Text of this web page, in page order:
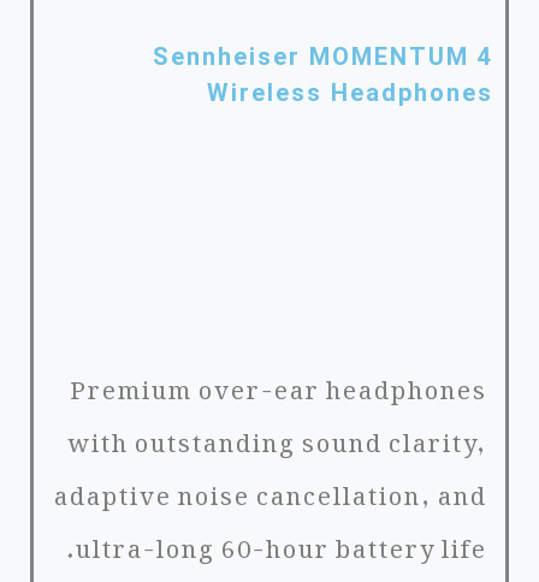
Sennheiser MOMENTUM 4
Wireless Headphones
Premium over-ear headphones
with outstanding sound clarity,
adaptive noise cancellation, and
ultra-long 60-hour battery life.